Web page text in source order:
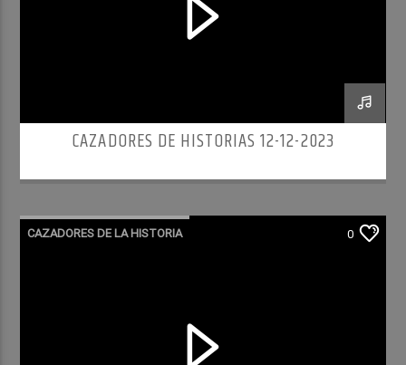
CAZADORES DE HISTORIAS 12-12-2023
CAZADORES DE LA HISTORIA 0